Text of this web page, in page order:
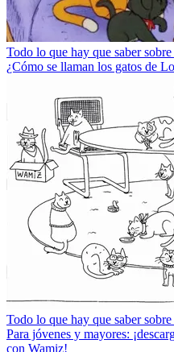
Todo lo que hay que saber sobre
¿Cómo se llaman los gatos de
Todo lo que hay que saber sobre
Para jóvenes y mayores:
con Wamiz!